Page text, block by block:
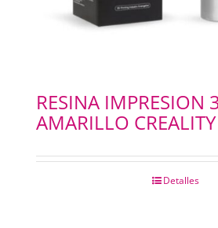
RESINA IMPRESION
AMARILLO
Detalles